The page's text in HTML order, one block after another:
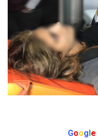
Google